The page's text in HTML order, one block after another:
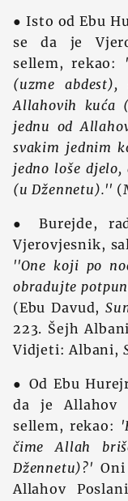
● Isto od Ebu
se da je
sellem, rekao:
(uzme
Allahovih kuća
jednu od
svakim jednim
jedno loše djelo,
(u Džennetu).''
● Burejde,
Vjerovjesnik,
''One koji po
obradujte
(Ebu Davud,
223. Šejh
Vidjeti: Albani,
● Od Ebu
da je Allahov
sellem, rekao:
čime Allah
Džennetu)?'
Allahov